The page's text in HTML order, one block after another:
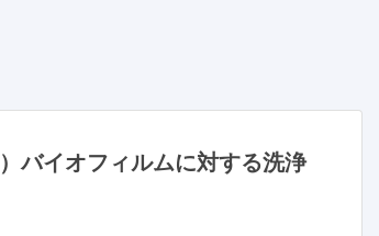
）バイオフィルムに対する洗浄